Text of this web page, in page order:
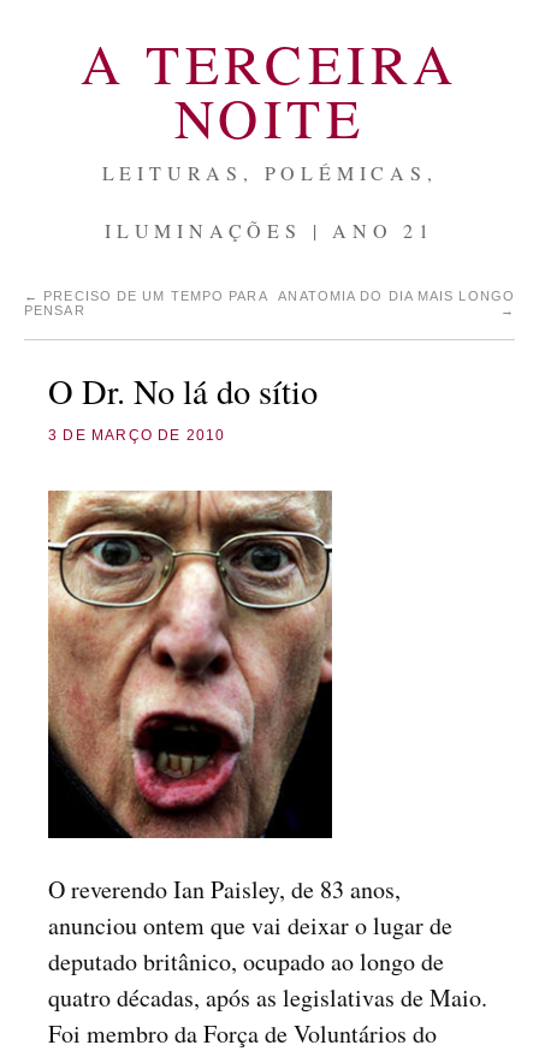
A TERCEIRA
NOITE
LEITURAS, POLÉMICAS,
ILUMINAÇÕES | ANO 21
←
PRECISO DE UM TEMPO PARA
PENSAR
ANATOMIA DO DIA MAIS LONGO
→
O Dr. No lá do sítio
3 DE MARÇO DE 2010
O reverendo Ian Paisley, de 83 anos,
anunciou ontem que vai deixar o lugar de
deputado britânico, ocupado ao longo de
quatro décadas, após as legislativas de Maio.
Foi membro da Força de Voluntários do